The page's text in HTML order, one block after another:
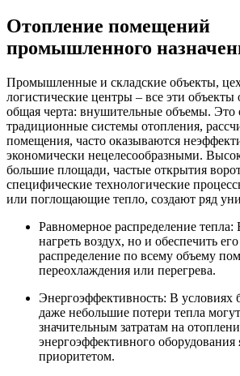
Отопление помещений
промышленного
Промышленные и складские объекты,
логистические центры – все эти объекты
общая черта: внушительные объемы. Это
традиционные системы отопления,
помещения, часто оказываются
экономически нецелесообразными.
большие площади, частые открытия
специфические технологические
или поглощающие тепло, создают ряд
Равномерное распределение
нагреть воздух, но и обеспечить
распределение по всему объему
переохлаждения или перегрева.
Энергоэффективность: В условиях
даже небольшие потери тепла
значительным затратам на
энергоэффективного оборудования
приоритетом.